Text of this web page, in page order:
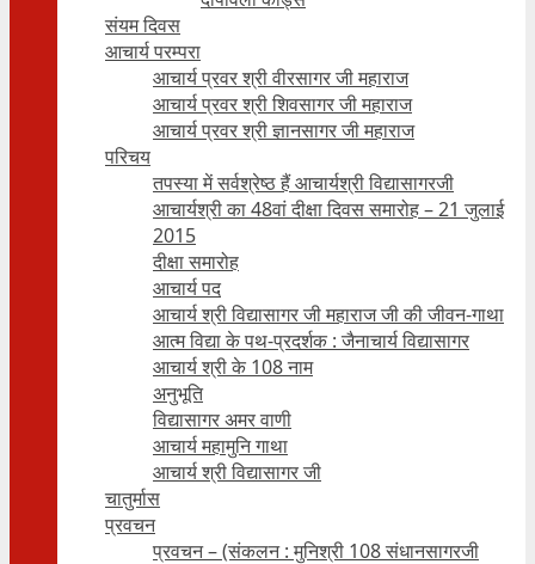
संयम दिवस
आचार्य परम्परा
आचार्य प्रवर श्री वीरसागर जी महाराज
आचार्य प्रवर श्री शिवसागर जी महाराज
आचार्य प्रवर श्री ज्ञानसागर जी महाराज
परिचय
तपस्या में सर्वश्रेष्ठ हैं आचार्यश्री विद्यासागरजी
आचार्यश्री का 48वां दीक्षा दिवस समारोह – 21 जुलाई
2015
दीक्षा समारोह
आचार्य पद
आचार्य श्री विद्यासागर जी महाराज जी की जीवन-गाथा
आत्म विद्या के पथ-प्रदर्शक : जैनाचार्य विद्यासागर
आचार्य श्री के 108 नाम
अनुभूति
विद्यासागर अमर वाणी
आचार्य महामुनि गाथा
आचार्य श्री विद्यासागर जी
चातुर्मास
प्रवचन
प्रवचन – (संकलन : मुनिश्री 108 संधानसागरजी